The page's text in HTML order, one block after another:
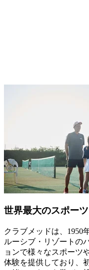
世界最大のスポー
クラブメッドは、1950
ルーシブ・リゾートの
ョンで様々なスポーツ
体験を提供しており、